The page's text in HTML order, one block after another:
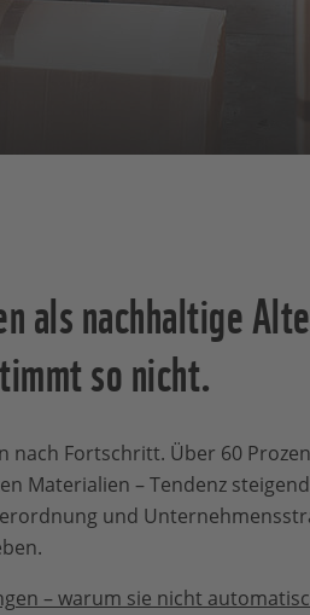
als nachhaltige
so nicht.
nach Fortschritt. Über 60
Materialien – Tendenz
und
– warum sie nicht